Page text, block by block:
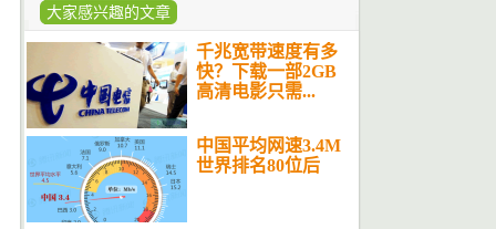
大家感兴趣的文章
千兆宽带速度有多
快？下载一部2GB
高清电影只需...
中国平均网速3.4M
世界排名80位后